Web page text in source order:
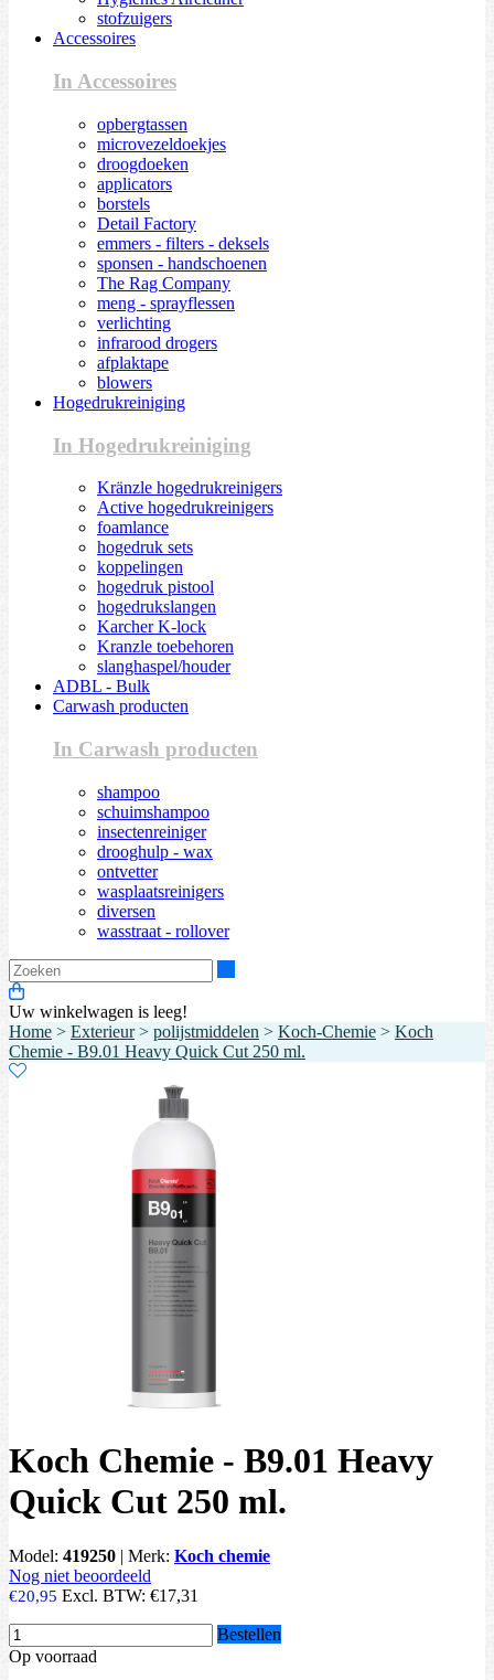
stofzuigers
Accessoires
In Accessoires
opbergtassen
microvezeldoekjes
droogdoeken
applicators
borstels
Detail Factory
emmers - filters - deksels
sponsen - handschoenen
The Rag Company
meng - sprayflessen
verlichting
infrarood drogers
afplaktape
blowers
Hogedrukreiniging
In Hogedrukreiniging
Kränzle hogedrukreinigers
Active hogedrukreinigers
foamlance
hogedruk sets
koppelingen
hogedruk pistool
hogedrukslangen
Karcher K-lock
Kranzle toebehoren
slanghaspel/houder
ADBL - Bulk
Carwash producten
In Carwash producten
shampoo
schuimshampoo
insectenreiniger
drooghulp - wax
ontvetter
wasplaatsreinigers
diversen
wasstraat - rollover
Uw winkelwagen is leeg!
Home > Exterieur> polijstmiddelen > Koch-Chemie > Koch
Chemie - B9.01 Heavy Quick Cut 250 ml.
Koch Chemie - B9.01 Heavy
Quick Cut 250 ml.
Model: 419250 | Merk: Koch chemie
Nog niet beoordeeld
€20,95 Excl. BTW: €17,31
Bestellen
Op voorraad